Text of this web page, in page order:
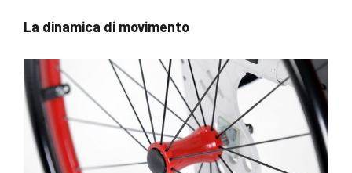
La dinamica di movimento